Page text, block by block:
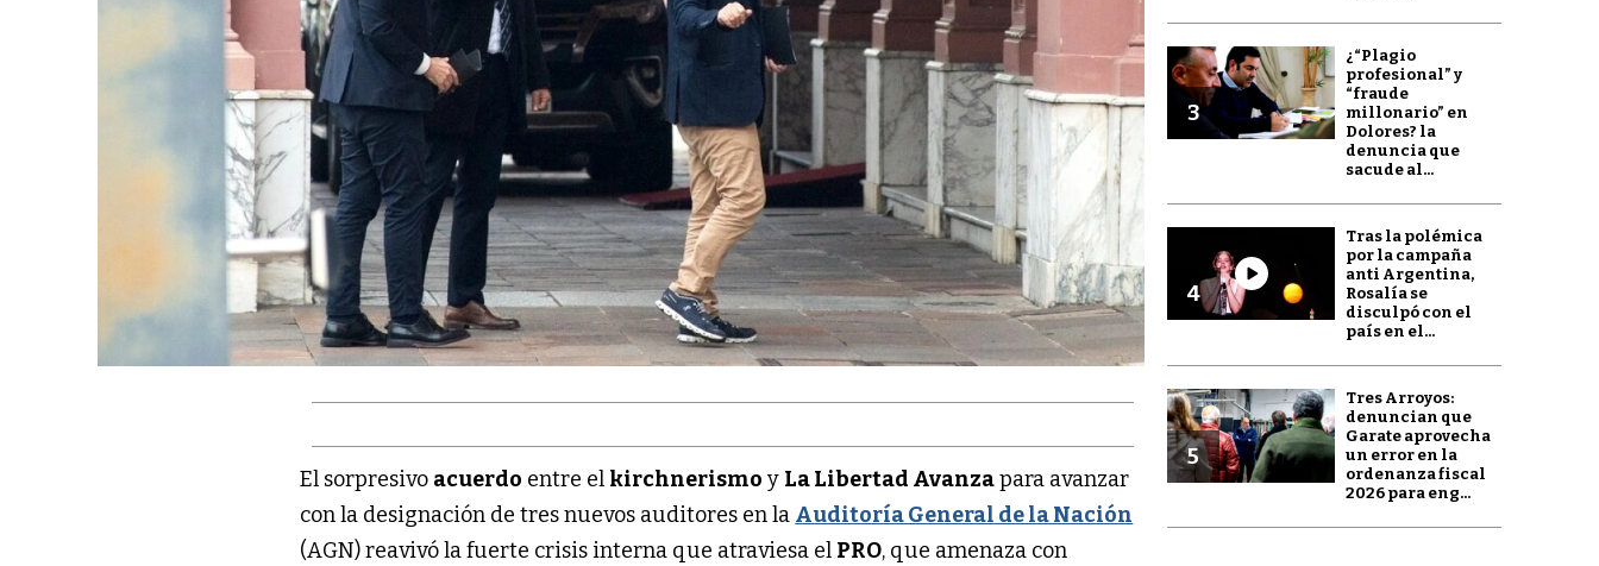
El sorpresivo acuerdo entre el kirchnerismo y La Libertad Avanzapara avanzar
con la designación de tres nuevos auditores en la Auditoría General de la Nación
(AGN) reavivó la fuerte crisis interna que atraviesa el PRO, que amenaza con
3
¿“Plagio
profesional” y
“fraude
millonario” en
Dolores? la
denuncia que
sacude al...
4
Tras la polémica
por la campaña
anti Argentina,
Rosalía se
disculpó con el
país en el...
5
Tres Arroyos:
denuncian que
Garate aprovecha
un error en la
ordenanza fiscal
2026 para eng...